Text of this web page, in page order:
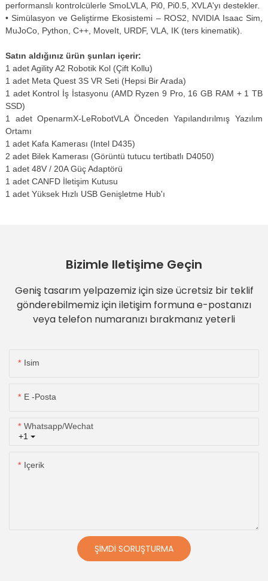
performanslı kontrolcülerle SmoLVLA, Pi0, Pi0.5, XVLA'yı destekler.
• Simülasyon ve Geliştirme Ekosistemi – ROS2, NVIDIA Isaac Sim,
MuJoCo, Python, C++, MoveIt, URDF, VLA, IK (ters kinematik).
Satın aldığınız ürün şunları içerir:
1 adet Agility A2 Robotik Kol (Çift Kollu)
1 adet Meta Quest 3S VR Seti (Hepsi Bir Arada)
1 adet Kontrol İş İstasyonu (AMD Ryzen 9 Pro, 16 GB RAM + 1 TB
SSD)
1 adet OpenarmX-LeRobotVLA Önceden Yapılandırılmış Yazılım
Ortamı
1 adet Kafa Kamerası (Intel D435)
2 adet Bilek Kamerası (Görüntü tutucu tertibatlı D4050)
1 adet 48V / 20A Güç Adaptörü
1 adet CANFD İletişim Kutusu
1 adet Yüksek Hızlı USB Genişletme Hub'ı
Bizimle Iletişime Geçin
Geniş tasarım yelpazemiz için size ücretsiz bir teklif
gönderebilmemiz için iletişim formuna e-postanızı
veya telefon numaranızı bırakmanız yeterli
Isim
E -posta
+1
Whatsapp/wechat
Içerik
ŞIMDI SORUŞTURMA